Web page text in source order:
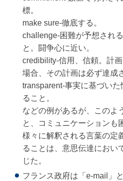
標。
make sure-徹底する。
challenge-困難が予想され
と。闘争心に近い。
credibility-信用、信頼。計
場合、その計画は必ず達成
transparent-事実に基づいた
ること。
などの例があるが、このよ
と、コミュニケーションも
様々に解釈される言葉の定
ることは、意思伝達におい
じた。
フランス政府は「e-mail」